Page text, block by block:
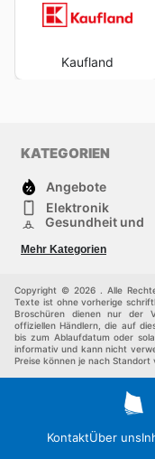
Kaufland
KATEGORIEN
Angebote
Elektronik
Gesundheit und
Sportartikel und
Sportbekleidung
Einkaufzentren
Mehr Kategorien
Copyright © 2026 . Alle
Texte ist ohne vorherige
Broschüren dienen nur der
offiziellen Händlern, die auf
bis zum Ablaufdatum oder
informativ und kann nicht
Preise können je nach Standort
KontaktÜber uns